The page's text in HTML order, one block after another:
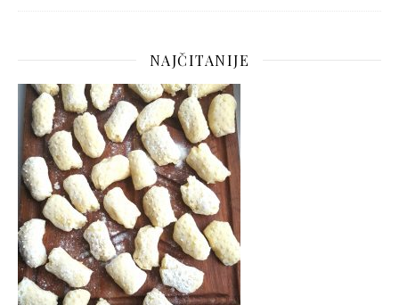
NAJČITANIJE